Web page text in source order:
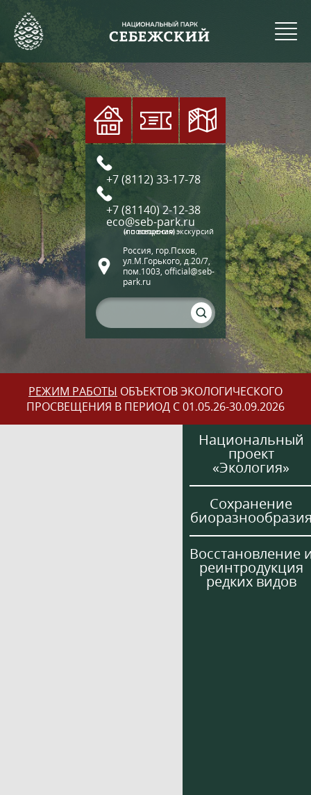
+7 (8112) 33-17-78
+7 (81140) 2-12-38
eco@seb-park.ru
(по вопросам экскурсий и посещения)
Россия, гор.Псков,
ул.М.Горького, д.20/7,
пом.1003, official@seb-
park.ru
РЕЖИМ РАБОТЫ ОБЪЕКТОВ ЭКОЛОГИЧЕСКОГО
ПРОСВЕЩЕНИЯ В ПЕРИОД С 01.05.26-30.09.2026
Национальный
проект
«Экология»
Сохранение
Восстановление
реинтродукция
редких видов